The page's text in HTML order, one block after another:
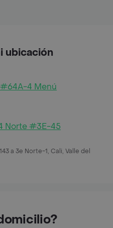
ubicación
4 Menú
Norte #3E-45
a 3e Norte-1, Cali, Valle del